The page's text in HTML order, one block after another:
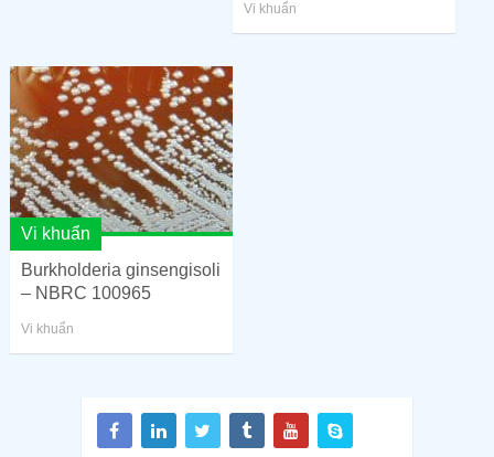
Vi khuẩn
Vi khuẩn
Burkholderia ginsengisoli
– NBRC 100965
Vi khuẩn